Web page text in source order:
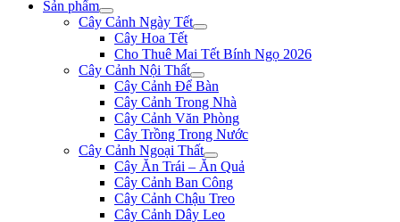
Sản phẩm
Cây Cảnh Ngày Tết
Cây Hoa Tết
Cho Thuê Mai Tết Bính Ngọ 2026
Cây Cảnh Nội Thất
Cây Cảnh Để Bàn
Cây Cảnh Trong Nhà
Cây Cảnh Văn Phòng
Cây Trồng Trong Nước
Cây Cảnh Ngoại Thất
Cây Ăn Trái – Ăn Quả
Cây Cảnh Ban Công
Cây Cảnh Chậu Treo
Cây Cảnh Dây Leo